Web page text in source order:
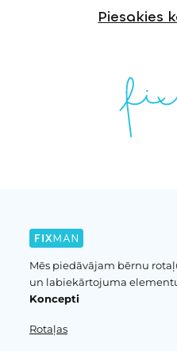
Piesakies
Mēs piedāvājam bērnu
un labiekārtojuma
Koncepti
Rotaļas